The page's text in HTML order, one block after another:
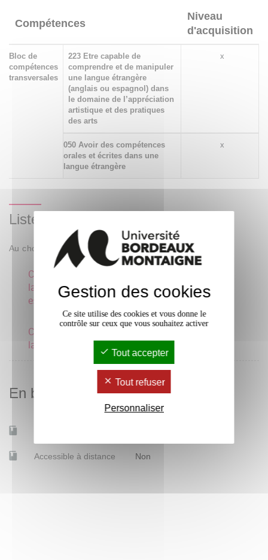
Compétences
Niveau
d'acquisition
Bloc de
compétences
transversales
223 Etre capable de
comprendre et de manipuler
une langue étrangère
(anglais ou espagnol) dans
le domaine de l’appréciation
artistique et des pratiques
des arts
x
050 Avoir des compétences
orales et écrites dans une
langue étrangère
x
Liste des enseignements
Au choix : 1 parmi 2
Culture artistique en
langue étrangère
espagnole
Culture artistique en
langue étrangère anglaise
En bref
Accessible à distance Non
Gestion des cookies
Ce site utilise des cookies et vous donne le
contrôle sur ceux que vous souhaitez activer
Tout accepter
Tout refuser
Personnaliser